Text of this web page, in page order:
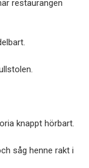
restaurangen
knappt hörbart.
såg henne rakt i